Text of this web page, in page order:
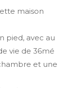
maison
pied, avec au
vie de 36mé
et une